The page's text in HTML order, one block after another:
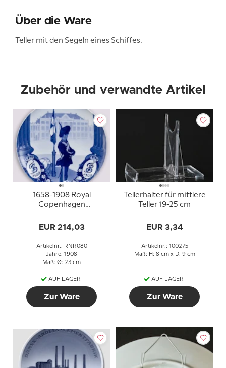
Über die Ware
Teller mit den Segeln eines Schiffes.
Zubehör und verwandte Artikel
1658-1908 Royal
Copenhagen
EUR 214,03
Artikelnr.: RNR080
Jahre: 1908
Maß: Ø: 23 cm
AUF LAGER
Zur Ware
Tellerhalter für mittlere
Teller 19-25 cm
EUR 3,34
Artikelnr.: 100275
Maß: H: 8 cm x D: 9 cm
AUF LAGER
Zur Ware